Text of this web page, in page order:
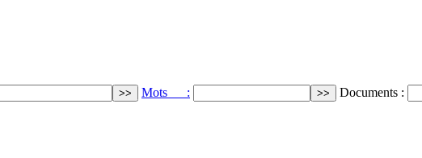
Mots : Documents :